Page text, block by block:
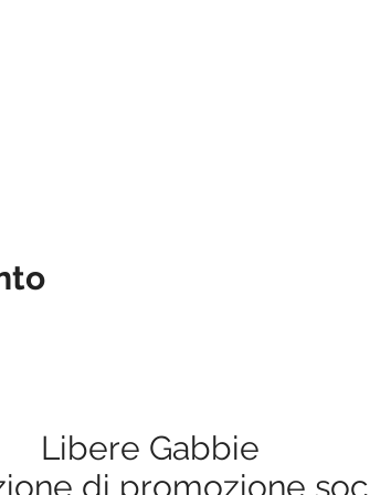
Libere Gabbie
di promozione